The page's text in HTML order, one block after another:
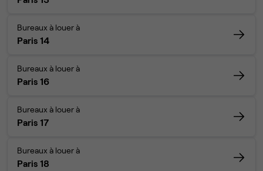
Bureaux à louer à
Paris 14
Bureaux à louer à
Paris 16
Bureaux à louer à
Paris 17
Bureaux à louer à
Paris 18